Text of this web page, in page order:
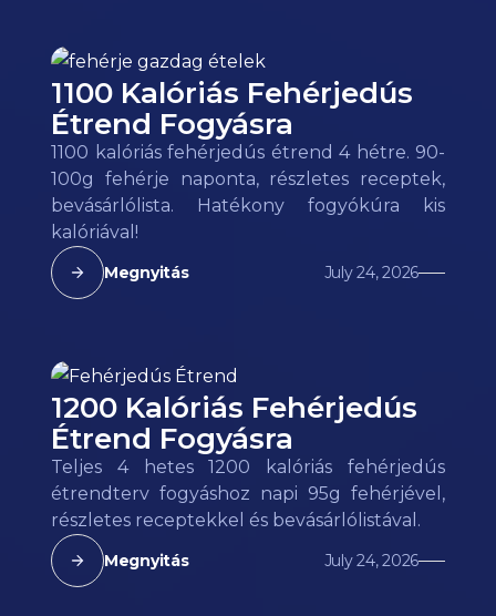
1100 Kalóriás Fehérjedús
Étrend Fogyásra
1100 kalóriás fehérjedús étrend 4 hétre. 90-
100g fehérje naponta, részletes receptek,
bevásárlólista. Hatékony fogyókúra kis
kalóriával!
Megnyitás July 24, 2026
1200 Kalóriás Fehérjedús
Étrend Fogyásra
Teljes 4 hetes 1200 kalóriás fehérjedús
étrendterv fogyáshoz napi 95g fehérjével,
részletes receptekkel és bevásárlólistával.
Megnyitás July 24, 2026